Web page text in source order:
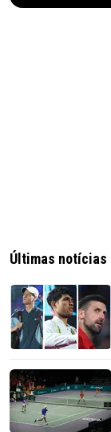
Últimas notícias